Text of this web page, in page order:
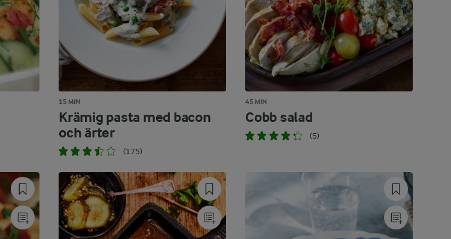
15 MIN
Krämig pasta med bacon
och ärter
(175)
45 MIN
Cobb salad
(5)